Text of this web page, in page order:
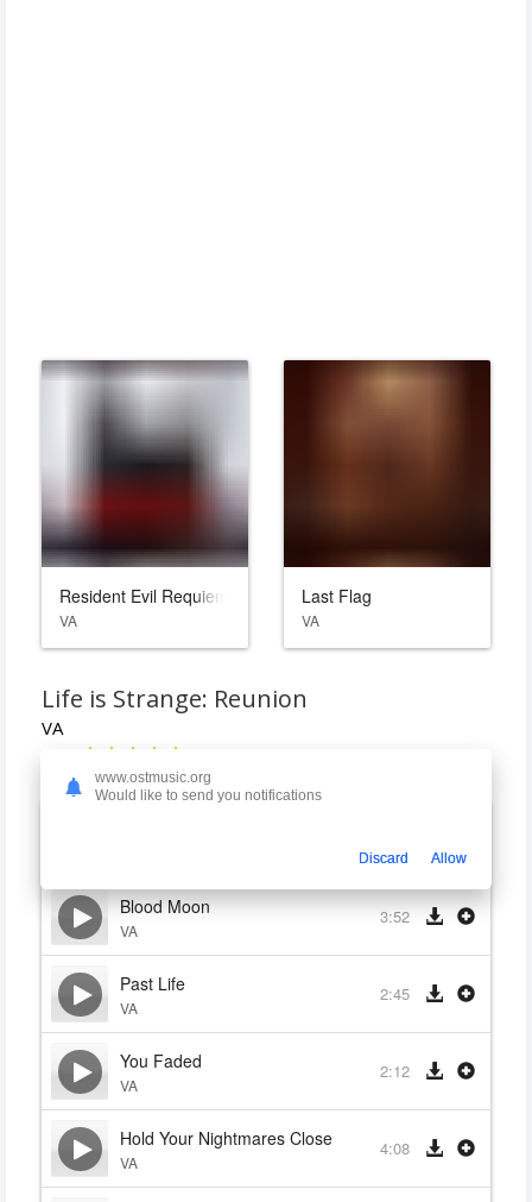
Resident Evil Requiem
VA
Last Flag
VA
Life is Strange: Reunion
VA
Blood Moon
VA
3:52
Past Life
VA
2:45
You Faded
VA
2:12
Hold Your Nightmares Close
VA
4:08
www.ostmusic.org
Would like to send you notifications
Discard Allow